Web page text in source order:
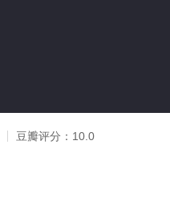
豆瓣评分： 10.0